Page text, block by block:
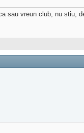
sau vreun club, nu stiu,